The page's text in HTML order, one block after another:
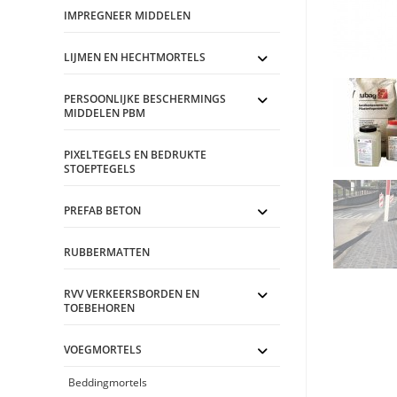
IMPREGNEER MIDDELEN
LIJMEN EN HECHTMORTELS
PERSOONLIJKE BESCHERMINGS
MIDDELEN PBM
PIXELTEGELS EN BEDRUKTE
STOEPTEGELS
PREFAB BETON
RUBBERMATTEN
RVV VERKEERSBORDEN EN
TOEBEHOREN
VOEGMORTELS
Beddingmortels